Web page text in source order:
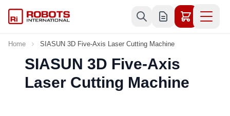
Home SIASUN 3D Five-Axis Laser Cutting Machine
SIASUN 3D Five-Axis
Laser Cutting Machine